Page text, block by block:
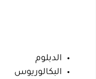
الدبلوم
البكالوريوس